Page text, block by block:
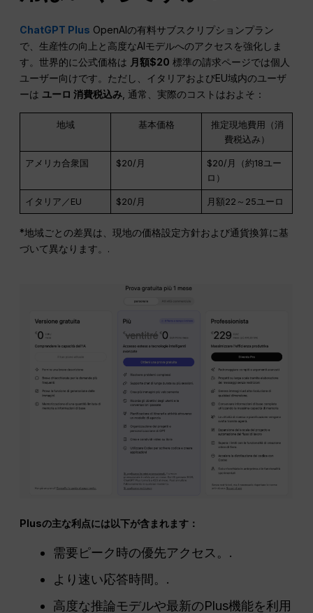
ChatGPT Plus OpenAIの有料サブスクリプションプラン
で、生産性の向上と高度なAIモデルへのアクセスを強化しま
す。世界的に公式価格は 月額$20 標準の請求ページでは個人
ユーザー向けです。ただし、イタリアおよびEU域内のユーザ
ーはユーロ 消費税込み, 通常、実際のコストはおよそ：
地域 基本価格
推定現地費用（消
費税込み）
アメリカ合衆国 $20/月
$20/月（約18ユー
ロ）
イタリア／EU $20/月 月額22～25ユーロ
*地域ごとの差異は、現地の価格設定方針および通貨換算に基
づいて異なります。.
Plusの主な利点には以下が含まれます：
需要ピーク時の優先アクセス。.
より速い応答時間。.
高度な推論モデルや最新のPlus機能を利用